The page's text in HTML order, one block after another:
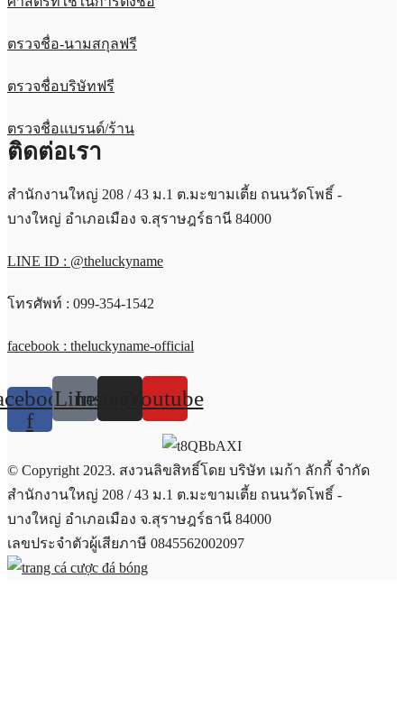
ตรวจชื่อ-นามสกุลฟรี
ตรวจชื่อบริษัทฟรี
ตรวจชื่อแบรนด์/ร้าน
ติดต่อเรา
สำนักงานใหญ่ 208 / 43 ม.1 ต.มะขามเตี้ย ถนนวัดโพธิ์ -
บางใหญ่ อำเภอเมือง จ.สุราษฎร์ธานี 84000
LINE ID : @theluckyname
โทรศัพท์ : 099-354-1542
facebook : theluckyname-official
f
LineInstagramYoutube
© Copyright 2023. สงวนลิขสิทธิ์โดย บริษัท เมก้า ลักกี้ จำกัด
สำนักงานใหญ่ 208 / 43 ม.1 ต.มะขามเตี้ย ถนนวัดโพธิ์ -
บางใหญ่ อำเภอเมือง จ.สุราษฎร์ธานี 84000
เลขประจำตัวผู้เสียภาษี 0845562002097